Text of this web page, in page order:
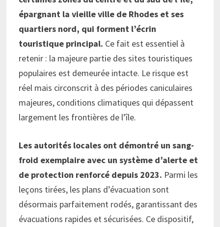
épargnant la vieille ville de Rhodes et ses
quartiers nord, qui forment l’écrin
touristique principal. Ce fait est essentiel à
retenir : la majeure partie des sites touristiques
populaires est demeurée intacte. Le risque est
réel mais circonscrit à des périodes caniculaires
majeures, conditions climatiques qui dépassent
largement les frontières de l’île.
Les autorités locales ont démontré un sang-
froid exemplaire avec un système d’alerte et
de protection renforcé depuis 2023. Parmi les
leçons tirées, les plans d’évacuation sont
désormais parfaitement rodés, garantissant des
évacuations rapides et sécurisées. Ce dispositif,